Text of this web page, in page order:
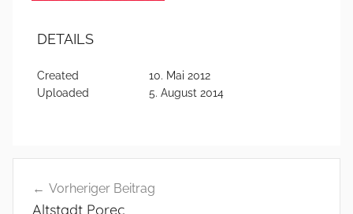
DETAILS
Created
10. Mai 2012
Uploaded
5. August 2014
Vorheriger Beitrag
Altstadt Porec